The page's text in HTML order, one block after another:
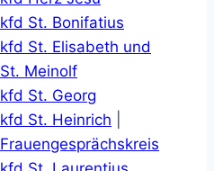
kfd St. Bonifatius
kfd St. Elisabeth und
St. Meinolf
kfd St. Georg
kfd St. Heinrich
Frauengesprächskreis